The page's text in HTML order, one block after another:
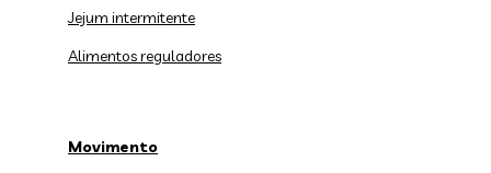
Jejum intermitente
Alimentos reguladores
Movimento